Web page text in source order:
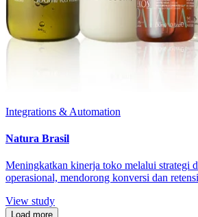
Integrations & Automation
Natura Brasil
Meningkatkan kinerja toko melalui strategi
operasional, mendorong konversi dan
View study
Load more